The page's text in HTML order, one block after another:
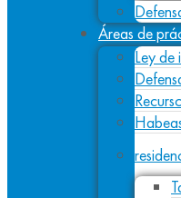
Áreas de
Ley de